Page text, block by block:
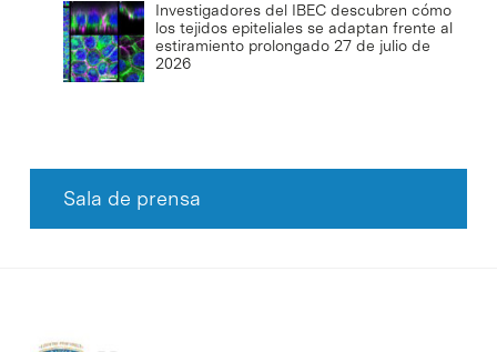
Investigadores del IBEC descubren cómo
los tejidos epiteliales se adaptan frente al
estiramiento prolongado 27 de julio de
2026
Sala de prensa